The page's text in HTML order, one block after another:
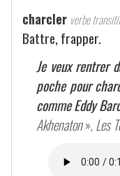
charcler verbe
Battre, frapper.
Je veux rentrer
poche pour
comme Eddy
Akhenaton», Les